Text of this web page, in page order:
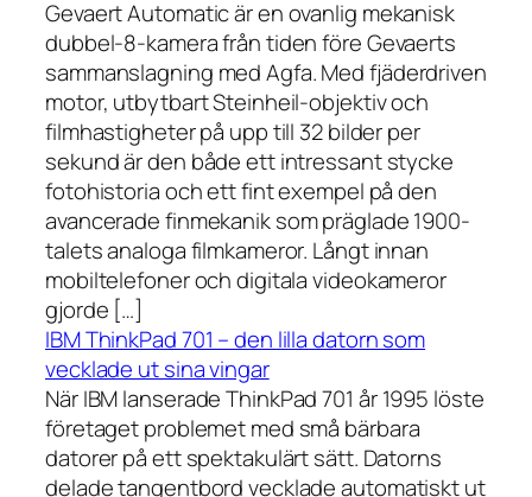
Gevaert Automatic är en ovanlig mekanisk
dubbel-8-kamera från tiden före Gevaerts
sammanslagning med Agfa. Med fjäderdriven
motor, utbytbart Steinheil-objektiv och
filmhastigheter på upp till 32 bilder per
sekund är den både ett intressant stycke
fotohistoria och ett fint exempel på den
avancerade finmekanik som präglade 1900-
talets analoga filmkameror. Långt innan
mobiltelefoner och digitala videokameror
gjorde […]
IBM ThinkPad 701 – den lilla datorn som
vecklade ut sina vingar
När IBM lanserade ThinkPad 701 år 1995 löste
företaget problemet med små bärbara
datorer på ett spektakulärt sätt. Datorns
delade tangentbord vecklade automatiskt ut